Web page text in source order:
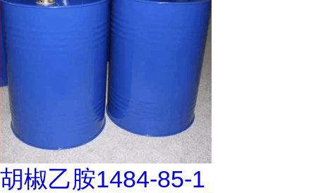
胡椒乙胺1484-85-1